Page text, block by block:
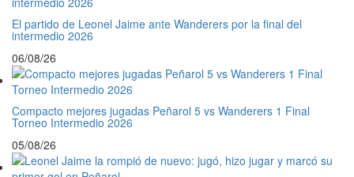
El partido de Leonel Jaime ante Wanderers por la final del
intermedio 2026
06/08/26
Compacto mejores jugadas Peñarol 5 vs Wanderers 1 Final
Torneo Intermedio 2026
05/08/26